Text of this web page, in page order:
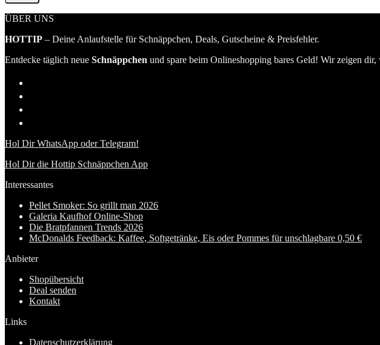
ÜBER UNS
HOTTIP – Deine Anlaufstelle für Schnäppchen, Deals, Gutscheine & Preisfehler.
Entdecke täglich neue Schnäppchen und spare beim Onlineshopping bares Geld! Wir zeigen
Hol Dir WhatsApp oder Telegram!
Hol Dir die Hottip Schnäppchen App
Interessantes
Pellet Smoker: So grillt man 2026
Galeria Kaufhof Online-Shop
Die Bratpfannen Trends 2026
McDonalds Feedback: Kaffee, Softgetränke, Eis oder Pommes für unschlagbare 0,50 €
Anbieter
Shopübersicht
Deal senden
Kontakt
Links
Datenschutzerklärung